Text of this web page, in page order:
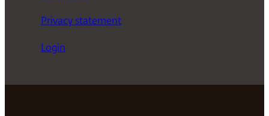
Privacy statement
Login